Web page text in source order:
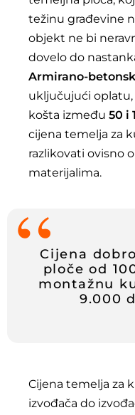
težinu građevine
objekt ne bi
dovelo do
Armirano-
uključujući
košta između 50 i
cijena temelja za
razlikovati ovisno
materijalima.
Cijena
ploče od
montažnu
9.000
Cijena temelja za
izvođača do